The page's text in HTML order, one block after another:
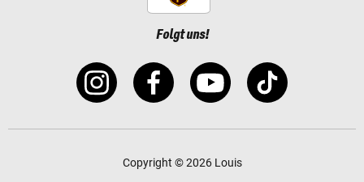
Folgt uns!
Copyright © 2026 Louis